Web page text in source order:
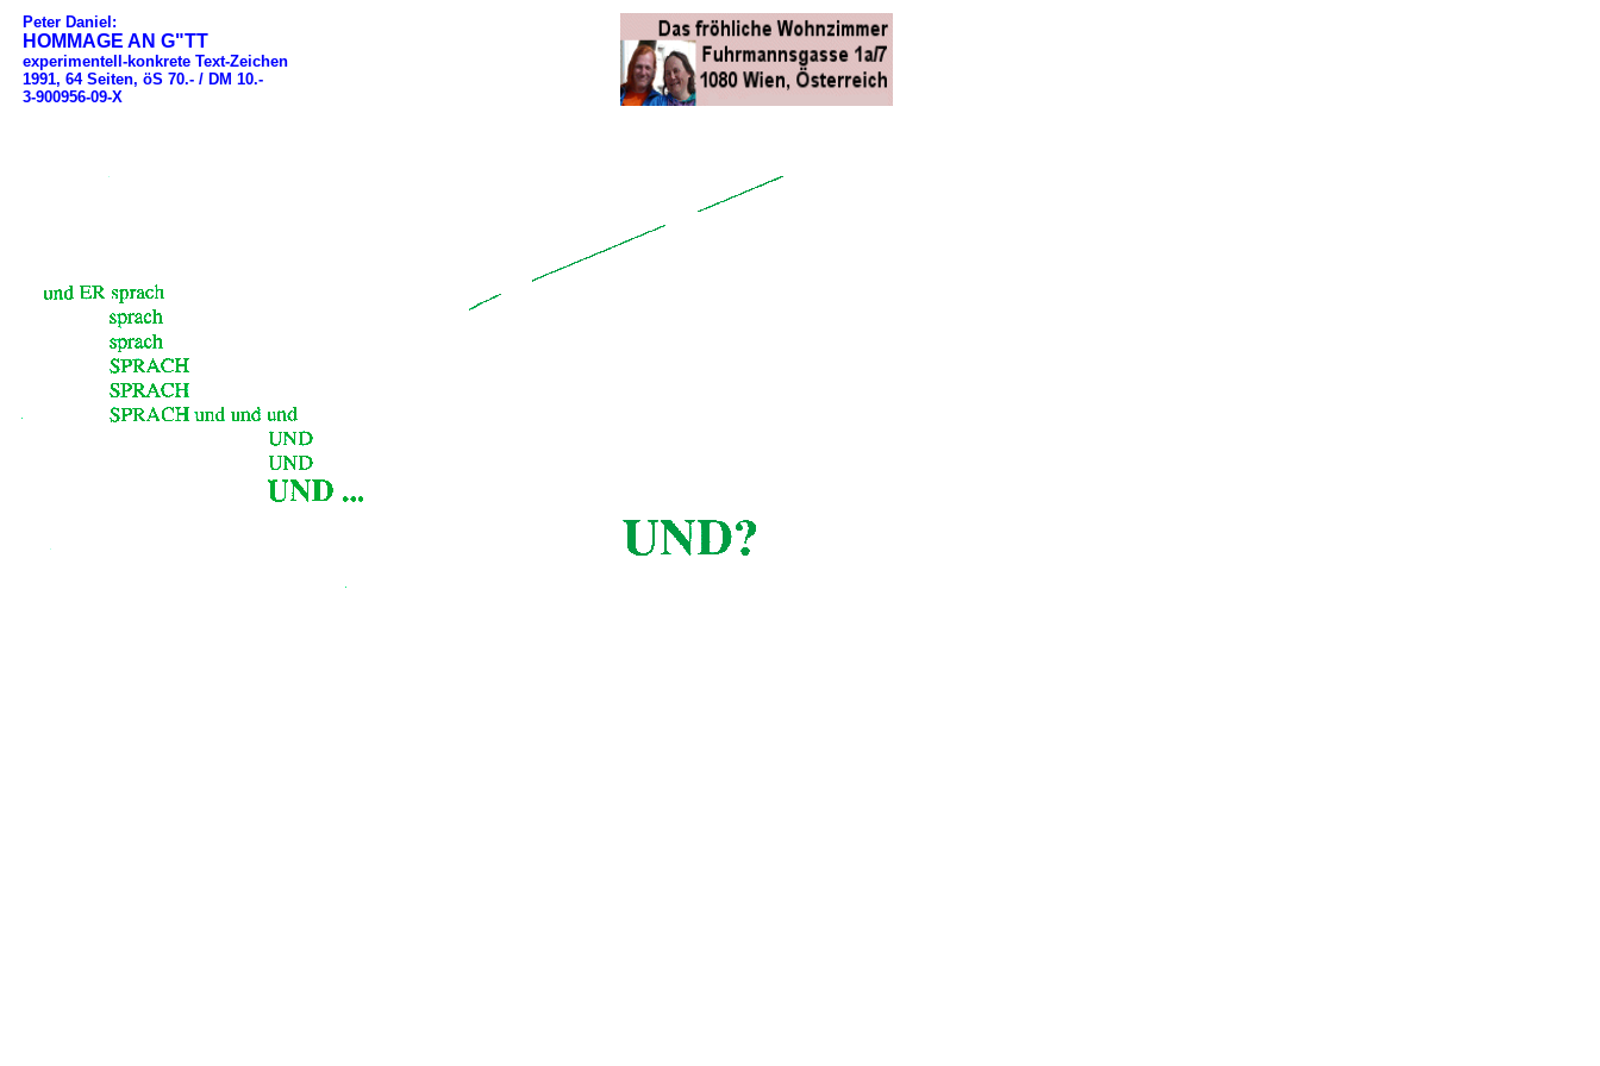
Peter Daniel:
HOMMAGE AN G"TT
experimentell-konkrete Text-Zeichen
1991, 64 Seiten, öS 70.- / DM 10.-
3-900956-09-X